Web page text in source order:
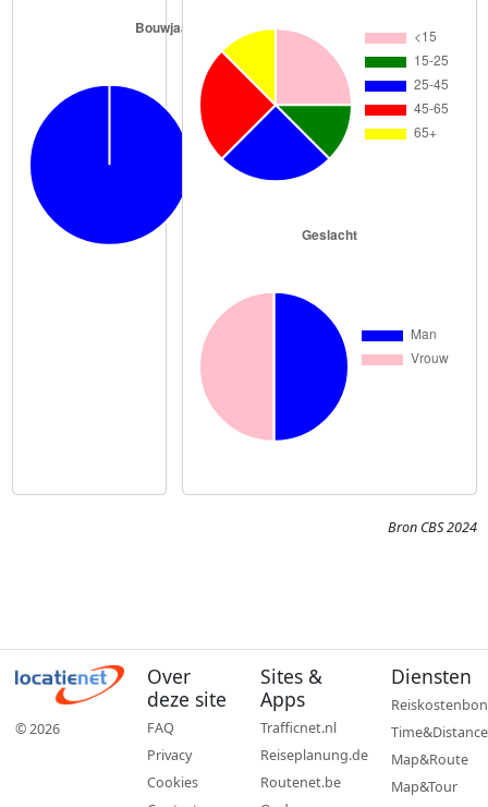
Bron CBS 2024
© 2026
Over
deze site
FAQ
Privacy
Cookies
Sites &
Apps
Trafficnet.nl
Reiseplanung.de
Routenet.be
Diensten
Reiskostenbon
Time&Distance
Map&Route
Map&Tour